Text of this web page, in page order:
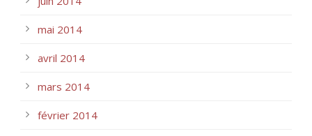
mai 2014
avril 2014
mars 2014
février 2014